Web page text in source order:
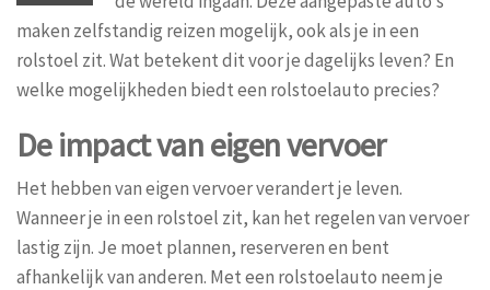
maken zelfstandig reizen mogelijk, ook als je in een
rolstoel zit. Wat betekent dit voor je dagelijks leven? En
welke mogelijkheden biedt een rolstoelauto precies?
De impact van eigen vervoer
Het hebben van eigen vervoer verandert je leven.
Wanneer je in een rolstoel zit, kan het regelen van vervoer
lastig zijn. Je moet plannen, reserveren en bent
afhankelijk van anderen. Met een rolstoelauto neem je